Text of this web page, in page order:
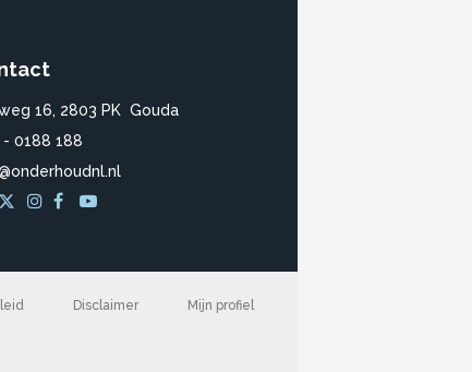
16, 2803 PK Gouda
0188 188
Disclaimer Mijn profiel